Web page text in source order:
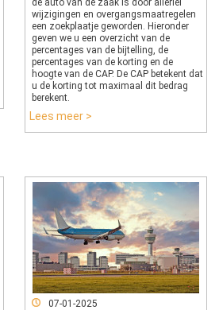
de auto van de zaak is door allerlei
wijzigingen en overgangsmaatregelen
een zoekplaatje geworden. Hieronder
geven we u een overzicht van de
percentages van de bijtelling, de
percentages van de korting en de
hoogte van de CAP. De CAP betekent dat
u de korting tot maximaal dit bedrag
berekent.
Lees meer >
07-01-2025